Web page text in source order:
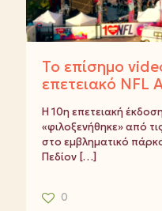
Το επίσημο
επετειακό NFL
Η 10η επετειακή
«φιλοξενήθηκε» από
στο εμβληματικό
Πεδίον […]
0